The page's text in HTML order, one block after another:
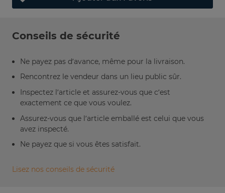
Conseils de sécurité
Ne payez pas d’avance, même pour la livraison.
Rencontrez le vendeur dans un lieu public sûr.
Inspectez l’article et assurez-vous que c’est
exactement ce que vous voulez.
Assurez-vous que l’article emballé est celui que vous
avez inspecté.
Ne payez que si vous êtes satisfait.
Lisez nos conseils de sécurité